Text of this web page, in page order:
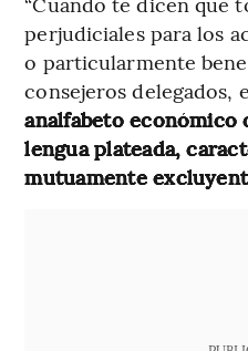
perjudiciales para los
o particularmente
consejeros delegados,
analfabeto económico
lengua plateada,
mutuamente